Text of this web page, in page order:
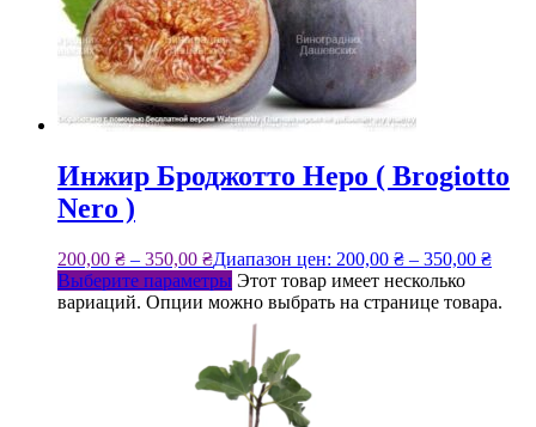
Инжир Броджотто Неро ( Brogiotto
Nero )
200,00 ₴ – 350,00 ₴Диапазон цен: 200,00 ₴ – 350,00 ₴
Выберите параметры Этот товар имеет несколько
вариаций. Опции можно выбрать на странице товара.